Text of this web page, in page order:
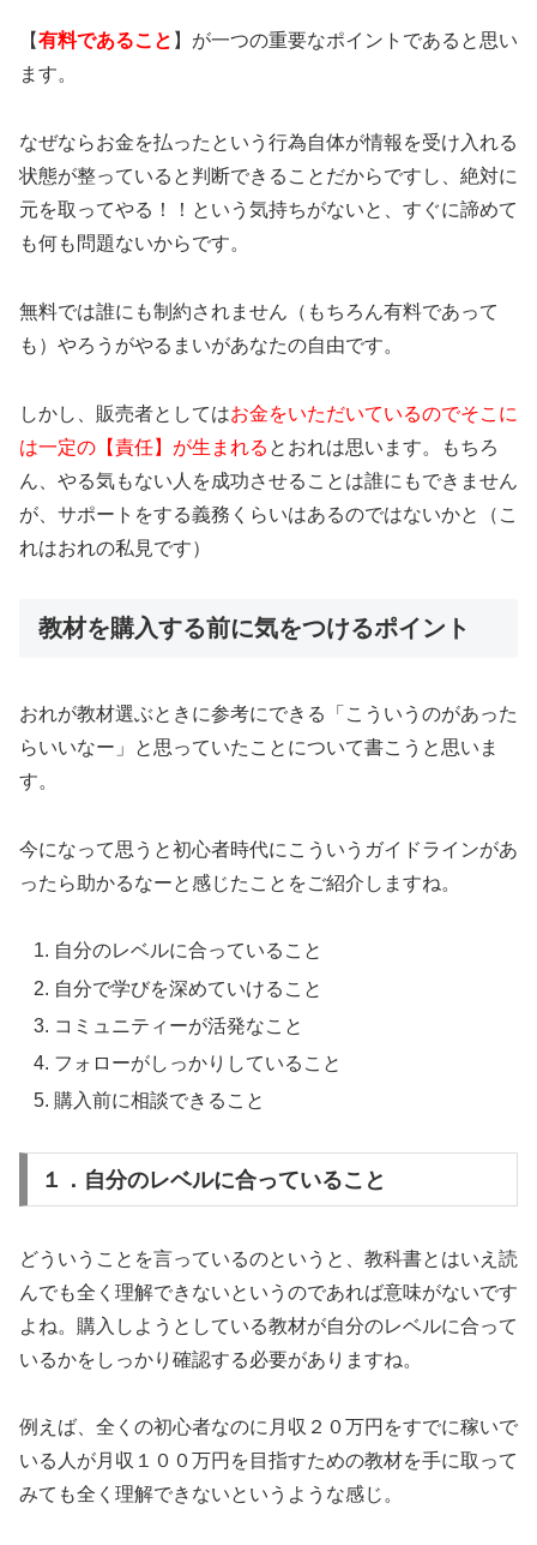
【有料であること 】が一つの重要なポイントであると思い
ます。
なぜならお金を払ったという行為自体が情報を受け入れる
状態が整っていると判断できることだからですし、絶対に
元を取ってやる！！という気持ちがないと、すぐに諦めて
も何も問題ないからです。
無料では誰にも制約されません（もちろん有料であって
も）やろうがやるまいがあなたの自由です。
しかし、販売者としてはお金をいただいているのでそこに
は一定の【責任】が生まれる とおれは思います。もちろ
ん、やる気もない人を成功させることは誰にもできません
が、サポートをする義務くらいはあるのではないかと（こ
れはおれの私見です）
教材を購入する前に気をつけるポイント
おれが教材選ぶときに参考にできる「こういうのがあった
らいいなー」と思っていたことについて書こうと思いま
す。
今になって思うと初心者時代にこういうガイドラインがあ
ったら助かるなーと感じたことをご紹介しますね。
自分のレベルに合っていること
自分で学びを深めていけること
コミュニティーが活発なこと
フォローがしっかりしていること
購入前に相談できること
１．自分のレベルに合っていること
どういうことを言っているのというと、教科書とはいえ読
んでも全く理解できないというのであれば意味がないです
よね。購入しようとしている教材が自分のレベルに合って
いるかをしっかり確認する必要がありますね。
例えば、全くの初心者なのに月収２０万円をすでに稼いで
いる人が月収１００万円を目指すための教材を手に取って
みても全く理解できないというような感じ。